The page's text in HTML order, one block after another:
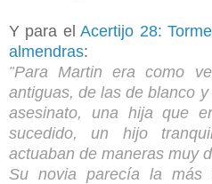
Y para elAcertijo 28:
almendras:
"Para Martin era como
antiguas, de las de blanco
asesinato, una hija que
sucedido, un hijo
actuaban de maneras muy
Su novia parecía la más